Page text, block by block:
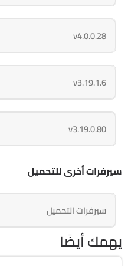
v4.0.0.28
v3.19.1.6
v3.19.0.80
سيرفرات أخرى للتحميل
سيرفرات التحميل
يهمك أيضًا